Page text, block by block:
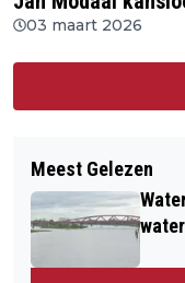
03 maart 2026
Meest Gelezen